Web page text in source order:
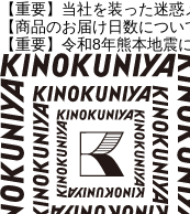
【重要】当社を装った迷
【商品のお届け日数につ
【重要】令和8年熊本地震